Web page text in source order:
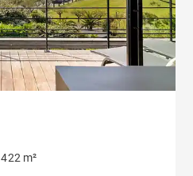
422 m²